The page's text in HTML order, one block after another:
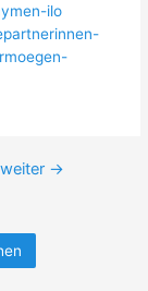
ilo
weiter →